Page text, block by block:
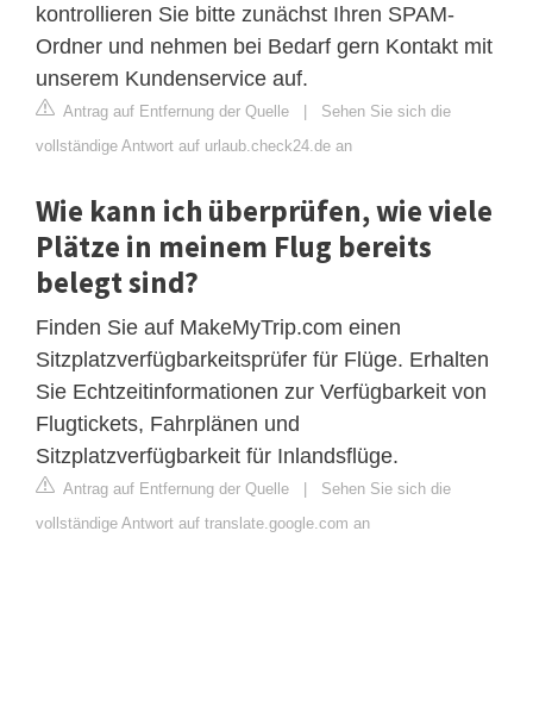
kontrollieren Sie bitte zunächst Ihren SPAM-
Ordner und nehmen bei Bedarf gern Kontakt mit
unserem Kundenservice auf.
Antrag auf Entfernung der Quelle | Sehen Sie sich die
vollständige Antwort auf urlaub.check24.de an
Wie kann ich überprüfen, wie viele
Plätze in meinem Flug bereits
belegt sind?
Finden Sie auf MakeMyTrip.com einen
Sitzplatzverfügbarkeitsprüfer für Flüge. Erhalten
Sie Echtzeitinformationen zur Verfügbarkeit von
Flugtickets, Fahrplänen und
Sitzplatzverfügbarkeit für Inlandsflüge.
Antrag auf Entfernung der Quelle | Sehen Sie sich die
vollständige Antwort auf translate.google.com an